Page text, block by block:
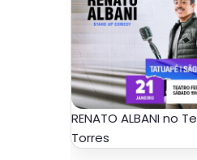
RENATO ALBANI no
Torres